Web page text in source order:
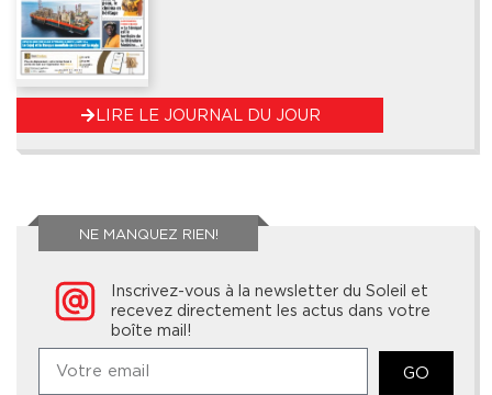
LIRE LE JOURNAL DU JOUR
NE MANQUEZ RIEN!
Inscrivez-vous à la newsletter du Soleil et
recevez directement les actus dans votre
boîte mail!
GO